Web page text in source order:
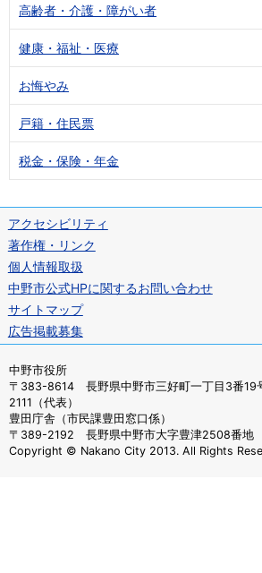
高齢者・介護・障がい者
健康・福祉・医療
お悔やみ
戸籍・住民票
税金・保険・年金
アクセシビリティ
著作権・リンク
個人情報取扱
中野市公式HPに関するお問い合わせ
サイトマップ
広告掲載募集
中野市役所
〒383-8614 長野県中野市三好町一丁目3番
2111（代表）
豊田庁舎（市民課豊田窓口係）
〒389-2192 長野県中野市大字豊津2508番
Copyright © Nakano City 2013. All Rights